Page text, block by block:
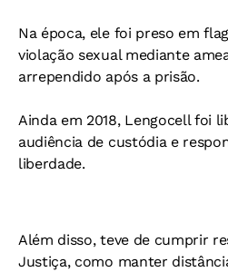
Na época, ele foi preso em
violação sexual mediante
arrependido após a prisão.
Ainda em 2018, Lengocell foi
audiência de custódia e
liberdade.
Além disso, teve de cumprir
Justiça, como manter